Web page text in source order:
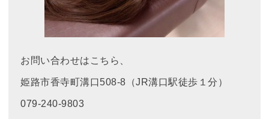
お問い合わせはこちら、
姫路市香寺町溝口508-8（JR溝口駅徒歩１分）
079-240-9803